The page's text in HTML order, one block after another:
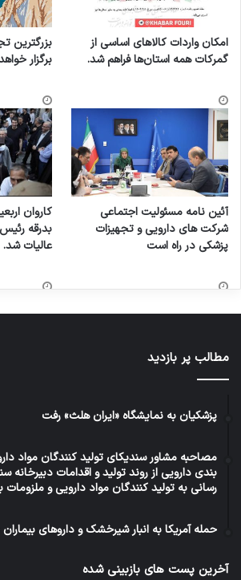
امکان واردات کالاهای اساسی از
گمرکات همه استان‌ها فراهم شد.
بزرگترین
برگزار
آئین نامه مسئولیت اجتماعی
شرکت های دارویی و تجهیزات
پزشکی در راه است
کاروان
بدرقه
عالیات شد.
مطالب پر بازدید
پزشکیان به نمایشگاه «ایران هلث» رفت
مصاحبه مشاور سندیکای تولید کنندگان مواد
بندی دارویی از روند تولید و اقدامات
رسانی به تولید کنندگان مواد دارویی و
حمله آمریکا به انبار شیرخشک و داروهای
آخرین پست های بازبینی شده